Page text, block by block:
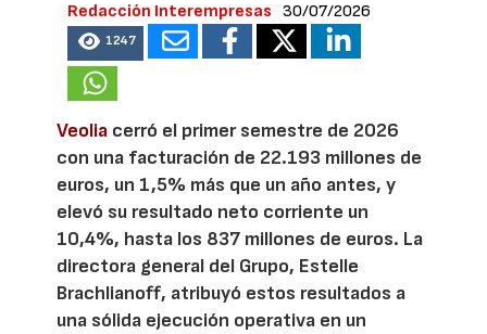
Redacción Interempresas 30/07/2026
1247
Veolia cerró el primer semestre de 2026
con una facturación de 22.193 millones de
euros, un 1,5% más que un año antes, y
elevó su resultado neto corriente un
10,4%, hasta los 837 millones de euros. La
directora general del Grupo, Estelle
Brachlianoff, atribuyó estos resultados a
una sólida ejecución operativa en un